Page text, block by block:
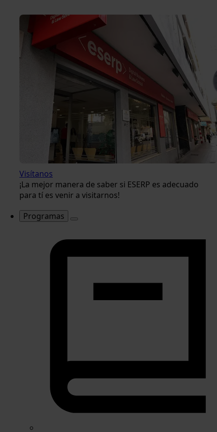
Visítanos
¡La mejor manera de saber si ESERP es adecuado
para tí es venir a visitarnos!
Programas